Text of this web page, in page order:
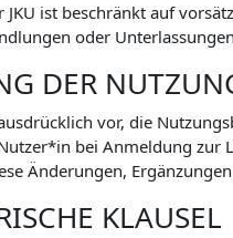
ist beschränkt auf
oder
DER
vor, die
bei Anmeldung zur
Änderungen,
KLAUSEL